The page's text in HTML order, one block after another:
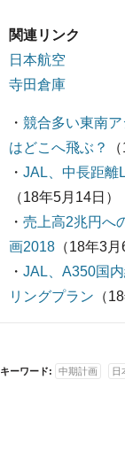
関連リンク
日本航空
寺田倉庫
・ 競合多い東南
はどこへ飛ぶ？
・ JAL、中長距
（18年5月14日）
・ 売上高2兆円へ
画2018 （18年3月
・ JAL、A350国
リングプラン （
キーワード: 中期計画 日